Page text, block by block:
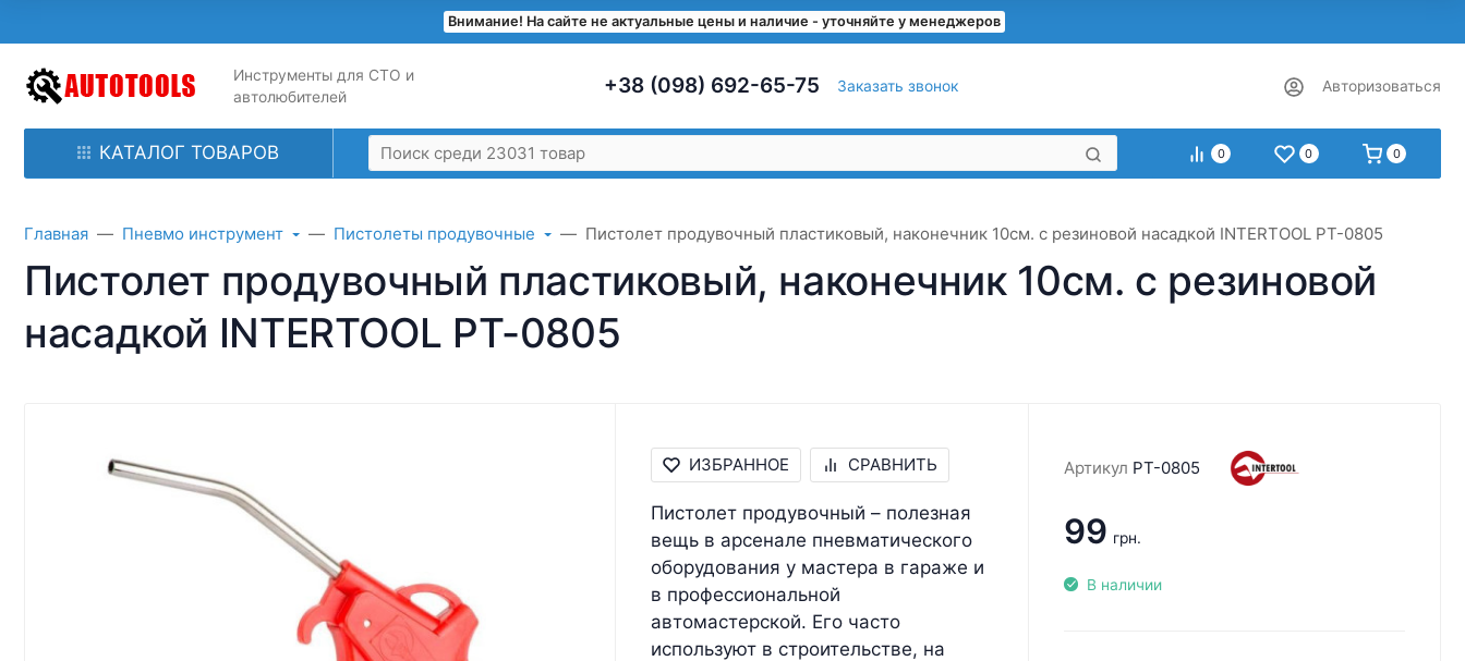
Внимание! На сайте не актуальные цены и наличие - уточняйте у менеджеров
Инструменты для СТО и
автолюбителей
+38 (098) 692-65-75 Заказать звонок Авторизоваться
КАТАЛОГ ТОВАРОВ 0 0 0
Главная Пневмо инструмент Пистолеты продувочные Пистолет продувочный пластиковый, наконечник 10см. с резиновой насадкой INTERTOOL PT-0805
Пистолет продувочный пластиковый, наконечник 10см. с резиновой
насадкой INTERTOOL PT-0805
ИЗБРАННОЕ СРАВНИТЬ
Пистолет продувочный – полезная
вещь в арсенале пневматического
оборудования у мастера в гараже и
в профессиональной
автомастерской. Его часто
используют в строительстве, на
Артикул PT-0805
99 грн.
В наличии